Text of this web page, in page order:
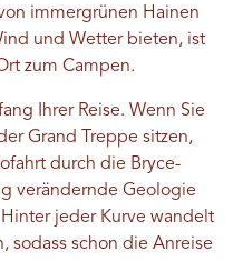
immergrünen Hainen
und Wetter bieten, ist
zum Campen.
Ihrer Reise. Wenn Sie
Grand Treppe sitzen,
durch die Bryce-
verändernde Geologie
jeder Kurve wandelt
sodass schon die Anreise